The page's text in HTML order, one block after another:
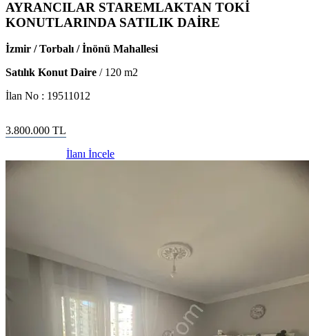
AYRANCILAR STAREMLAKTAN TOKİ
KONUTLARINDA SATILIK DAİRE
İzmir / Torbalı / İnönü Mahallesi
Satılık Konut Daire / 120 m2
İlan No : 19511012
3.800.000 TL
İlanı İncele